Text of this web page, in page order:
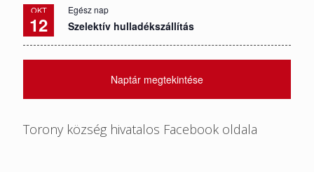
OKT
12
Egész nap
Szelektív hulladékszállítás
Naptár megtekintése
Torony község hivatalos Facebook oldala